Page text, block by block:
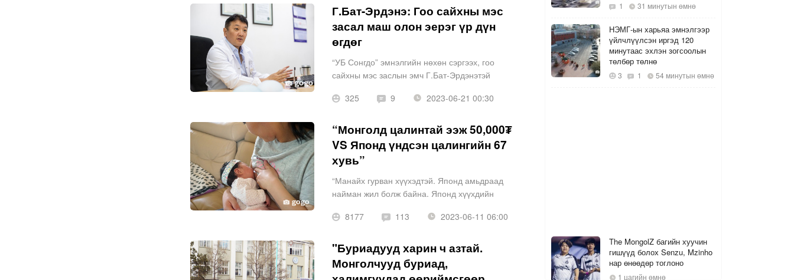
Г.Бат-Эрдэнэ: Гоо сайхны мэс
засал маш олон эерэг үр дүн
өгдөг
“УБ Сонгдо” эмнэлгийн нөхөн сэргээх, гоо
сайхны мэс заслын эмч Г.Бат-Эрдэнэтэй
нөхөн сэргээх, гоо сайхны мэс заслын талаар
325 9 2023-06-21 00:30
“Монголд цалинтай ээж 50,000₮
VS Японд үндсэн цалингийн 67
хувь”
“Манайх гурван хүүхэдтэй. Японд амьдраад
найман жил болж байна. Японд хүүхдийн
ядуугаар нь ялгалгүй бүгдэд нь олгодог. Мөн
8177 113 2023-06-11 06:00
"Буриадууд харин ч азтай.
Монголчууд буриад,
1 31 минутын өмнө
НЭМГ-ын харьяа эмнэлгээр
үйлчлүүлсэн иргэд 120
минутаас эхлэн зогсоолын
төлбөр төлнө
3 1 54 минутын өмнө
The MongolZ багийн хуучин
гишүүд болох Senzu, Mzinho
нар өнөөдөр тоглоно
1 цагийн өмнө